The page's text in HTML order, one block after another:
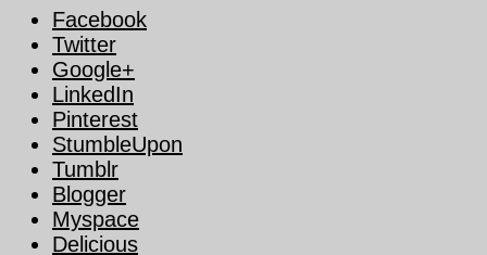
Facebook
Twitter
Google+
LinkedIn
Pinterest
StumbleUpon
Tumblr
Blogger
Myspace
Delicious